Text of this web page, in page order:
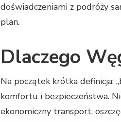
doświadczeniami z podróży
plan.
Dlaczego
Na początek krótka definicja:
komfortu i bezpieczeństwa.
ekonomiczny transport,